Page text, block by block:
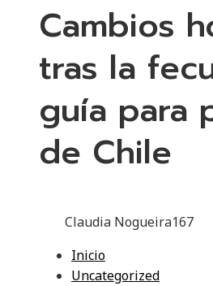
Cambios
tras la
guía para
de Chile
Claudia Nogueira167
Inicio
Uncategorized